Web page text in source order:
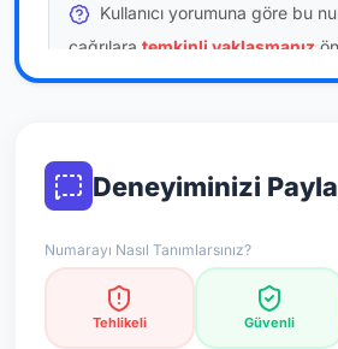
Kullanıcı yorumuna göre bu
çağrılara temkinli yaklaşmanız
hükmü değildir.
resmi doğrulama niteliği taşımaz.
güncellenir.
Deneyiminizi
Numarayı Nasıl Tanımlarsınız?
Tehlikeli Güvenli